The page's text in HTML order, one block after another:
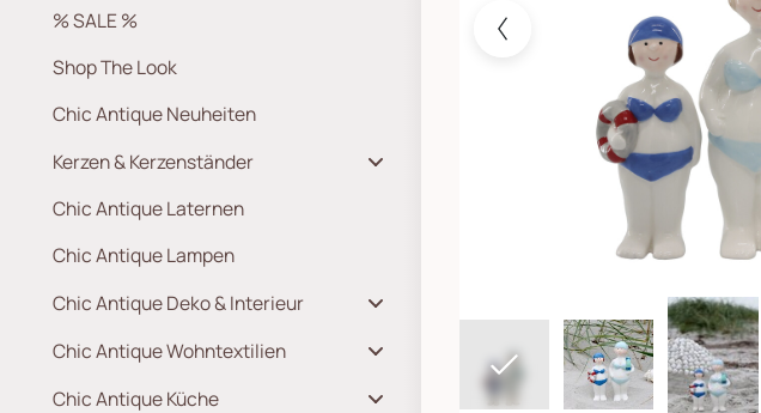
% SALE %
Shop The Look
Chic Antique Neuheiten
Kerzen & Kerzenständer
Chic Antique Laternen
Chic Antique Lampen
Chic Antique Deko & Interieur
Chic Antique Wohntextilien
Chic Antique Küche